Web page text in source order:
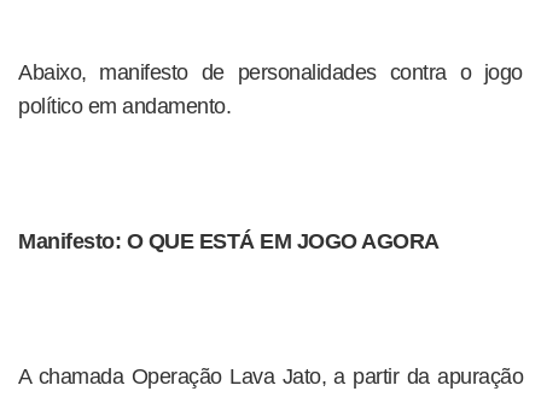
Abaixo, manifesto de personalidades contra o jogo
político em andamento.
Manifesto: O QUE ESTÁ EM JOGO AGORA
A chamada Operação Lava Jato, a partir da apuração